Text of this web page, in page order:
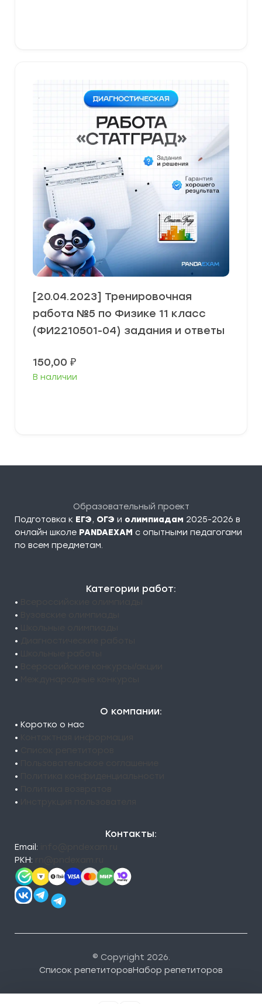
[20.04.2023] Тренировочная
работа №5 по Физике 11 класс
(ФИ2210501-04) задания и ответы
150,00 ₽
В наличии
Образовательный проект
Подготовка к ЕГЭ, ОГЭ и олимпиадам 2025-2026 в
онлайн школе PANDAEXAM c опытными педагогами
по всем предметам.
Категории работ:
•
•
•
•
•
•
•
О компании:
• Коротко о нас
•
•
•
•
•
•
Контакты:
Email:
РКН:
© Copyright 2026.
Список репетиторовНабор репетиторов